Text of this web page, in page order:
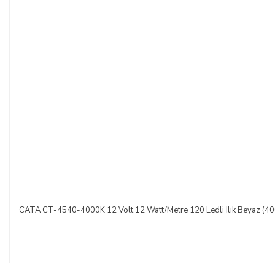
CATA CT-4540-4000K 12 Volt 12 Watt/Metre 120 Ledli Ilık Beyaz